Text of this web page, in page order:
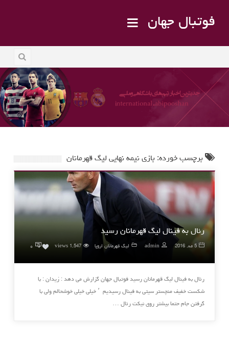
فوتبال جهان
برچسب خورده: بازی نیمه نهایی لیگ قهرمانان
رئال به فینال لیگ قهرمانان رسید
5 مه, 2016 admin لیگ قهرمانان اروپا 1,547 views
0 ۰
رئال به فینال لیگ قهرمانان رسید فوتبال جهان گزارش می دهد : زیدان : با
شکست خفیف منچستر سیتی به فینال رسیدیم ٬ خیلی خیلی خوشحالم ولی با
گرفتن جام حتما بیشتر روی نیکت رئال …